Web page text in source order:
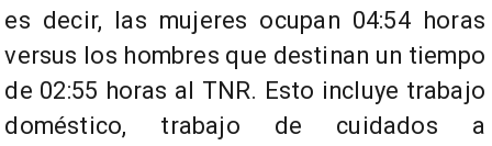
es decir, las mujeres ocupan 04:54 horas
versus los hombres que destinan un tiempo
de 02:55 horas al TNR. Esto incluye trabajo
doméstico, trabajo de cuidados a